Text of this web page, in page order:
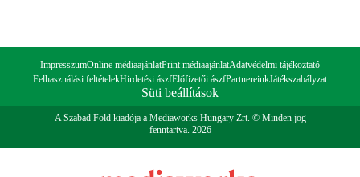
ImpresszumOnline médiaajánlatPrint médiaajánlatAdatvédelmi tájékoztató
Felhasználási feltételekHirdetési ászfElőfizetői ászfPartnereinkJátékszabályzat
Süti beállítások
A Szabad Föld kiadója a Mediaworks Hungary Zrt. © Minden jog
fenntartva. 2026